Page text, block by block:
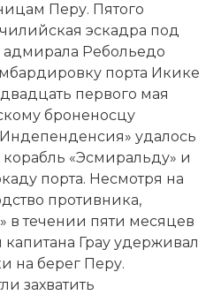
Перу. Пятого
эскадра под
Ребольедо
порта Икике
первого мая
броненосцу
удалось
«Эсмиральду» и
порта. Несмотря на
противника,
в течении пяти месяцев
Грау удерживал
на берег Перу.
захватить